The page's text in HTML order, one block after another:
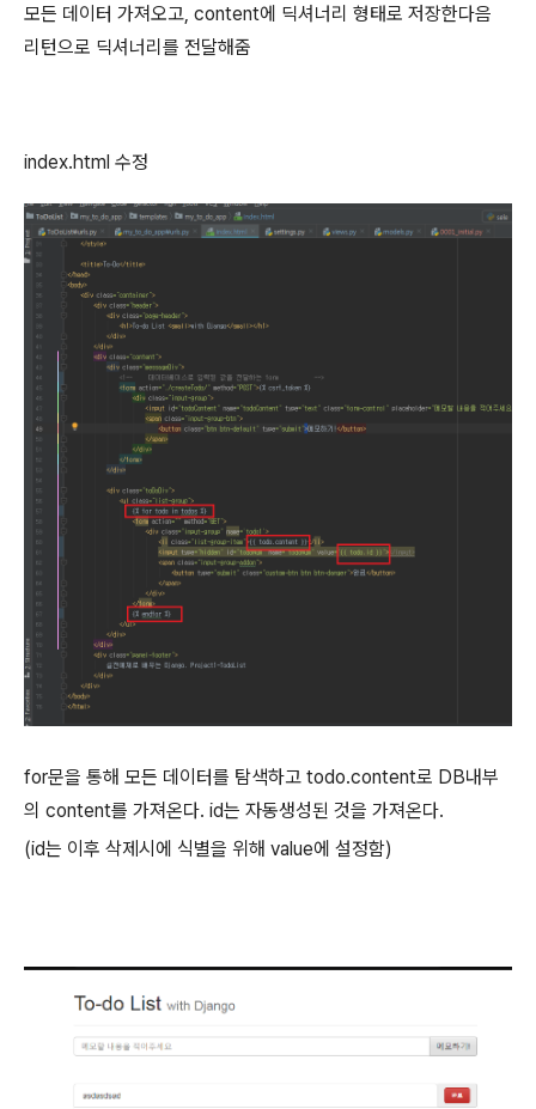
모든 데이터 가져오고, content에 딕셔너리 형태로 저장한다음
리턴으로 딕셔너리를 전달해줌
index.html 수정
for문을 통해 모든 데이터를 탐색하고 todo.content로 DB내부
의 content를 가져온다. id는 자동생성된 것을 가져온다.
(id는 이후 삭제시에 식별을 위해 value에 설정함)